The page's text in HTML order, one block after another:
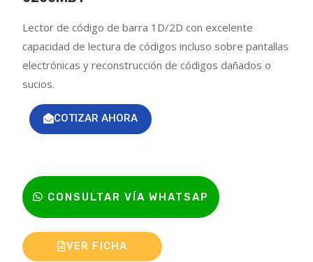
Lector de código de barra 1D/2D con excelente
capacidad de lectura de códigos incluso sobre pantallas
electrónicas y reconstrucción de códigos dañados o
sucios.
COTIZAR AHORA
CONSULTAR VÍA WHATSAP
VER FICHA